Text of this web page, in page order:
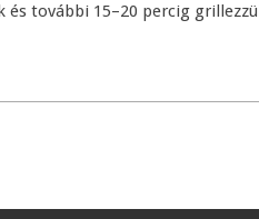
további 15–20 percig